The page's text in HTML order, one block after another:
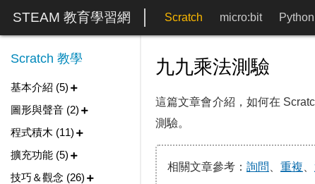
STEAM 教育學習網 Scratch micro:bit Python
九九乘法測驗
這篇文章會介紹，如何在
測驗。
相關文章參考： 詢問 重複
Scratch 教學
基本介紹 (5)
圖形與聲音 (2)
程式積木 (11)
擴充功能 (5)
技巧＆觀念 (26)